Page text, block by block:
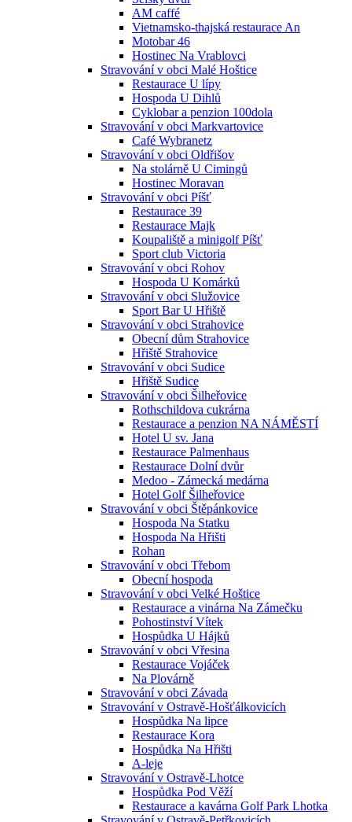
AM caffé
Vietnamsko-thajská restaurace An
Motobar 46
Hostinec Na Vrablovci
Stravování v obci Malé Hoštice
Restaurace U lípy
Hospoda U Dihlů
Cyklobar a penzion 100dola
Stravování v obci Markvartovice
Café Wybranetz
Stravování v obci Oldřišov
Na stolárně U Cimingů
Hostinec Moravan
Stravování v obci Píšť
Restaurace 39
Restaurace Majk
Koupaliště a minigolf Píšť
Sport club Victoria
Stravování v obci Rohov
Hospoda U Komárků
Stravování v obci Služovice
Sport Bar U Hřiště
Stravování v obci Strahovice
Obecní dům Strahovice
Hřiště Strahovice
Stravování v obci Sudice
Hřiště Sudice
Stravování v obci Šilheřovice
Rothschildova cukrárna
Restaurace a penzion NA NÁMĚSTÍ
Hotel U sv. Jana
Restaurace Palmenhaus
Restaurace Dolní dvůr
Medoo - Zámecká medárna
Hotel Golf Šilheřovice
Stravování v obci Štěpánkovice
Hospoda Na Statku
Hospoda Na Hřišti
Rohan
Stravování v obci Třebom
Obecní hospoda
Stravování v obci Velké Hoštice
Restaurace a vinárna Na Zámečku
Pohostinství Vítek
Hospůdka U Hájků
Stravování v obci Vřesina
Restaurace Vojáček
Na Plovárně
Stravování v obci Závada
Stravování v Ostravě-Hošťálkovicích
Hospůdka Na lipce
Restaurace Kora
Hospůdka Na Hřišti
A-leje
Stravování v Ostravě-Lhotce
Hospůdka Pod Věží
Restaurace a kavárna Golf Park Lhotka